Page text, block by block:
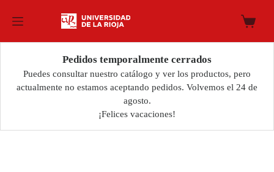
contenido
Carro
Pedidos temporalmente cerrados
Puedes consultar nuestro catálogo y ver los productos, pero
actualmente no estamos aceptando pedidos. Volvemos el 24 de
agosto.
¡Felices vacaciones!